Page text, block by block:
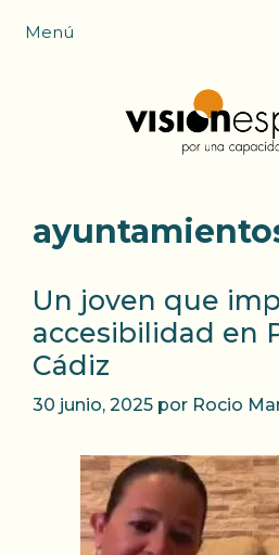
Menú
Un joven que
accesibilidad en
Cádiz
30 junio, 2025 por Rocio